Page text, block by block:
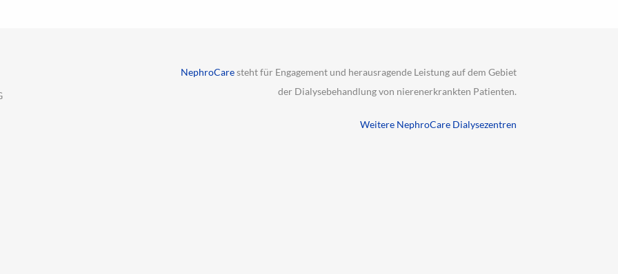
NephroCaresteht für Engagement und herausragende Leistung auf dem Gebiet
der Dialysebehandlung von nierenerkrankten Patienten.
Weitere NephroCare Dialysezentren